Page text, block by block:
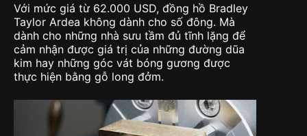
Với mức giá từ 62.000 USD, đồng hồ Bradley
Taylor Ardea không dành cho số đông. Mà
dành cho những nhà sưu tầm đủ tĩnh lặng để
cảm nhận được giá trị của những đường dũa
kim hay những góc vát bóng gương được
thực hiện bằng gỗ long đởm.